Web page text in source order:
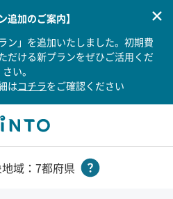
追加のご案内】
ン」を追加いたしました。初期費
だける新プランをぜひご活用くだ
さい。
はコチラをご確認ください
域：7都府県